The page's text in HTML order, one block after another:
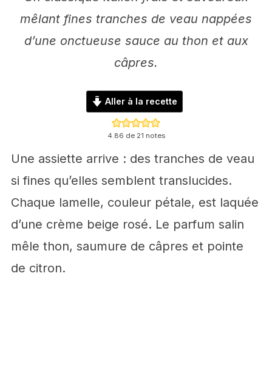
mêlant fines tranches de veau nappées
d’une onctueuse sauce au thon et aux
câpres.
Aller à la recette
4.86 de 21 notes
Une assiette arrive : des tranches de veau
si fines qu’elles semblent translucides.
Chaque lamelle, couleur pétale, est laquée
d’une crème beige rosé. Le parfum salin
mêle thon, saumure de câpres et pointe
de citron.